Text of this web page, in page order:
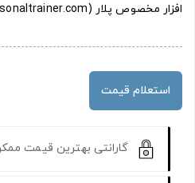
افزار مخصوص پلار (polarpersonaltrainer.com) ....
استعلام قیمت
گارانتی بهترین قیمت